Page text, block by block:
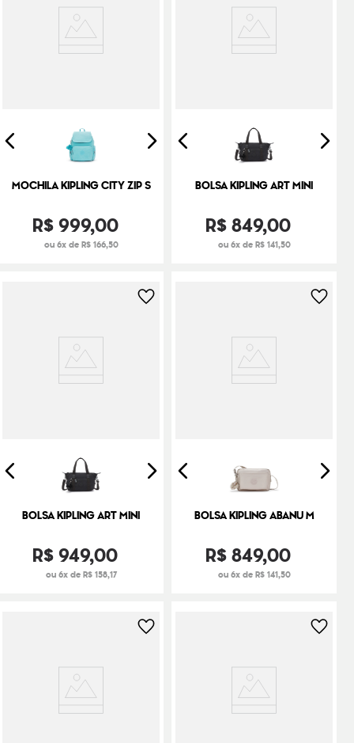
MOCHILA KIPLING CITY ZIP S
R$999,00
ou 6x de R$ 166,50
BOLSA KIPLING ART MINI
R$849,00
ou 6x de R$ 141,50
BOLSA KIPLING ART MINI
R$949,00
ou 6x de R$ 158,17
BOLSA KIPLING ABANU M
R$849,00
ou 6x de R$ 141,50